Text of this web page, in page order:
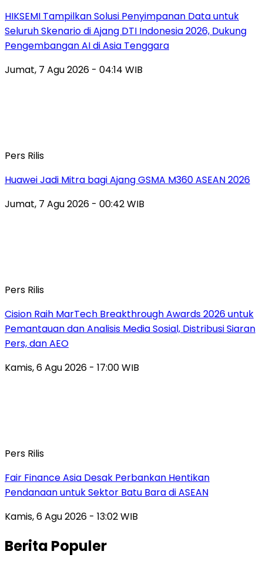
HIKSEMI Tampilkan Solusi Penyimpanan Data untuk
Seluruh Skenario di Ajang DTI Indonesia 2026, Dukung
Pengembangan AI di Asia Tenggara
Jumat, 7 Agu 2026 - 04:14 WIB
Pers Rilis
Huawei Jadi Mitra bagi Ajang GSMA M360 ASEAN 2026
Jumat, 7 Agu 2026 - 00:42 WIB
Pers Rilis
Cision Raih MarTech Breakthrough Awards 2026 untuk
Pemantauan dan Analisis Media Sosial, Distribusi Siaran
Pers, dan AEO
Kamis, 6 Agu 2026 - 17:00 WIB
Pers Rilis
Fair Finance Asia Desak Perbankan Hentikan
Pendanaan untuk Sektor Batu Bara di ASEAN
Kamis, 6 Agu 2026 - 13:02 WIB
Berita Populer